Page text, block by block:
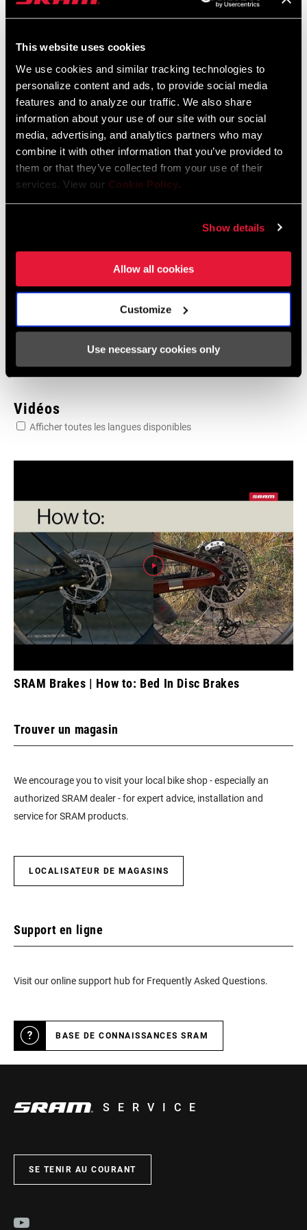
This website uses cookies
We use cookies and similar tracking technologies to
personalize content and ads, to provide social media
features and to analyze our traffic. We also share
information about your use of our site with our social
media, advertising, and analytics partners who may
combine it with other information that you’ve provided to
them or that they’ve collected from your use of their
services. View our Cookie Policy.
Show details
Allow all cookies
Customize
Use necessary cookies only
SRAM Avid Disc Brake Pad
Identification Guide
Langue English
159 KB
2024 Road Frame Fit Specifications
Langue English
10 MB
Vidéos
Afficher toutes les langues disponibles
SRAM Brakes | How to: Bed In Disc Brakes
Trouver un magasin
We encourage you to visit your local bike shop - especially an
authorized SRAM dealer - for expert advice, installation and
service for SRAM products.
LOCALISATEUR DE MAGASINS
Support en ligne
Visit our online support hub for Frequently Asked Questions.
BASE DE CONNAISSANCES SRAM
SERVICE
SE TENIR AU COURANT